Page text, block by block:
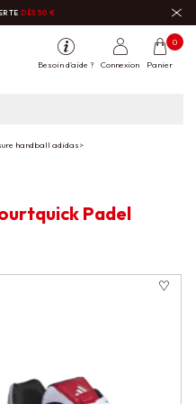
DÈS 50 €
Besoin d'aide ? Connexion Panier
0
handball adidas>
Padel